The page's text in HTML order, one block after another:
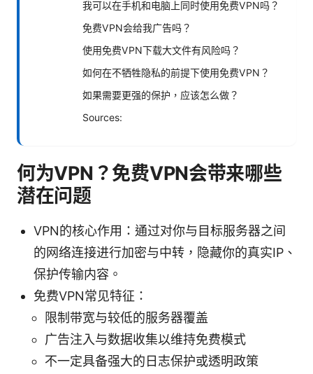
我可以在手机和电脑上同时使用免费VPN吗？
免费VPN会给我广告吗？
使用免费VPN下载大文件有风险吗？
如何在不牺牲隐私的前提下使用免费VPN？
如果需要更强的保护，应该怎么做？
Sources:
何为VPN？免费VPN会带来哪些
潜在问题
VPN的核心作用：通过对你与目标服务器之间
的网络连接进行加密与中转，隐藏你的真实IP、
保护传输内容。
免费VPN常见特征：
限制带宽与较低的服务器覆盖
广告注入与数据收集以维持免费模式
不一定具备强大的日志保护或透明政策